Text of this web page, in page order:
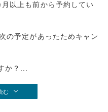
以上も前から予約してい
の予定があったためキャン
か？...
む